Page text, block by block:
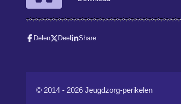
Delen Deel Share
© 2014 - 2026 Jeugdzorg-perikelen